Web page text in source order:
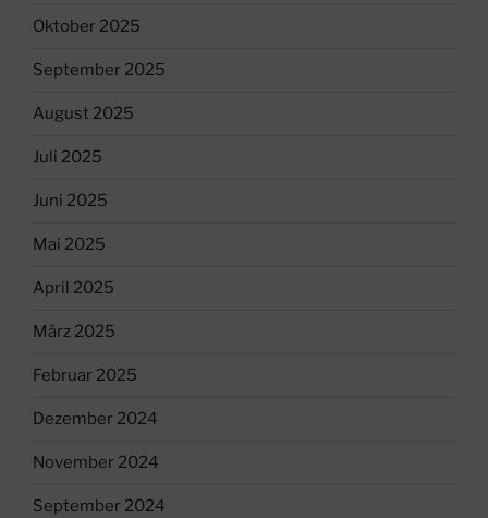
Oktober 2025
September 2025
August 2025
Juli 2025
Juni 2025
Mai 2025
April 2025
März 2025
Februar 2025
Dezember 2024
November 2024
September 2024